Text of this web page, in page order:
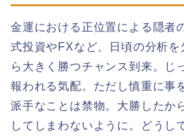
金運における正位置による隠者
式投資やFXなど、日頃の分析を
ら大きく勝つチャンス到来。じ
報われる気配。ただし慎重に事
派手なことは禁物。大勝したか
してしまわないように。どうし